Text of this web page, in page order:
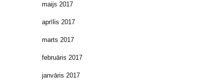
maijs 2017
aprīlis 2017
marts 2017
februāris 2017
janvāris 2017